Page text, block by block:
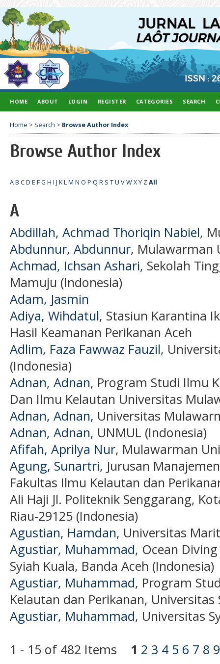
HOME ABOUT LOGIN REGISTER CATEGORIES SEARCH
Home > Search > Browse Author Index
Browse Author Index
AB CD E FG H I J KLM N O P Q R S TU VWXY ZAll
A
Abdillah, Achmad Thoriqin Nabiel,
Abdunnur, Abdunnur, Mulawarman
Achmad, Ichsan Ashari, Sekolah
Mamuju (Indonesia)
Adam, Jasmin
Adiya, Wihdatul, Stasiun Karantina
Hasil Keamanan Perikanan Aceh
Adlim, Faza Fawwaz Fauzil,
(Indonesia)
Adnan, Adnan, Program Studi Ilmu
Dan Ilmu Kelautan Universitas
Adnan, Adnan, Universitas
Adnan, Adnan, UNMUL (Indonesia)
Afifah, Aprilya Nur, Mulawarman
Agung, Sunartri, Jurusan
Fakultas Ilmu Kelautan dan
Ali Haji Jl. Politeknik Senggarang,
Riau-29125 (Indonesia)
Agustian, Hamdan, Universitas
Agustiar, Muhammad, Ocean
Syiah Kuala, Banda Aceh (Indonesia)
Agustiar, Muhammad, Program
Kelautan dan Perikanan, Universitas
Agustiar, Muhammad, Universitas
1 - 15 of 482 Items 1 2 3 4 5 6 7 8 9